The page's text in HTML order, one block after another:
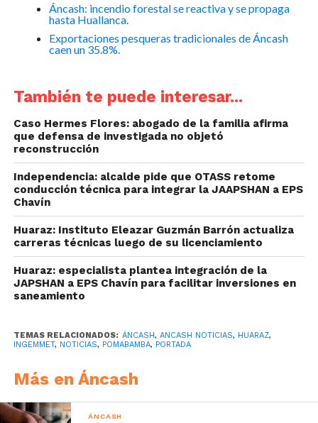
Áncash: incendio forestal se reactiva y se propaga
hasta Huallanca.
Exportaciones pesqueras tradicionales de Áncash
caen un 35.8%.
También te puede interesar...
Caso Hermes Flores: abogado de la familia afirma
que defensa de investigada no objetó
reconstrucción
Independencia: alcalde pide que OTASS retome
conducción técnica para integrar la JAAPSHAN a EPS
Chavín
Huaraz: Instituto Eleazar Guzmán Barrón actualiza
carreras técnicas luego de su licenciamiento
Huaraz: especialista plantea integración de la
JAPSHAN a EPS Chavín para facilitar inversiones en
saneamiento
TEMAS RELACIONADOS: ÁNCASH, ANCASH NOTICIAS, HUARAZ,
INGEMMET, NOTICIAS, POMABAMBA, PORTADA
Más en Áncash
ÁNCASH